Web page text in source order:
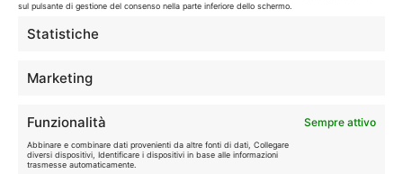
sul pulsante di gestione del consenso nella parte inferiore dello schermo.
Statistiche
Marketing
Funzionalità Sempre attivo
Abbinare e combinare dati provenienti da altre fonti di dati, Collegare
diversi dispositivi, Identificare i dispositivi in base alle informazioni
trasmesse automaticamente.
Disclaimer
I marchi citati appartengono ai rispettivi proprietari. Le offerte